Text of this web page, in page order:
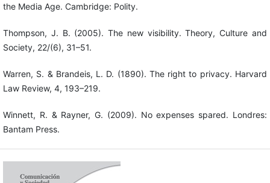
the Media Age. Cambridge: Polity.
Thompson, J. B. (2005). The new visibility. Theory, Culture and
Society, 22/(6), 31–51.
Warren, S. & Brandeis, L. D. (1890). The right to privacy. Harvard
Law Review, 4, 193–219.
Winnett, R. & Rayner, G. (2009). No expenses spared. Londres:
Bantam Press.